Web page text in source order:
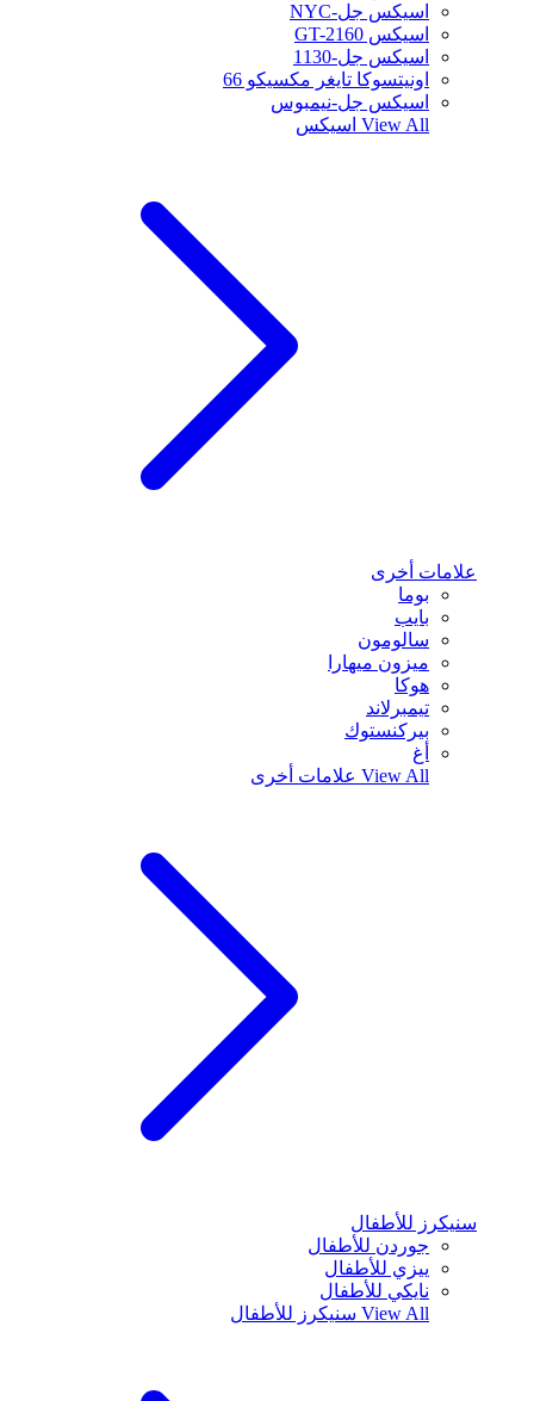
اسيكس جل-NYC
اسيكس GT-2160
اسيكس جل-1130
اونيتسوكا تايغر مكسيكو 66
اسيكس جل-نيمبوس
View All اسيكس
علامات أخرى
بوما
بايب
سالومون
ميزون ميهارا
هوكا
تيمبرلاند
بيركنستوك
أغ
View All علامات أخرى
سنيكرز للأطفال
جوردن للأطفال
ييزي للأطفال
نايكي للأطفال
View All سنيكرز للأطفال